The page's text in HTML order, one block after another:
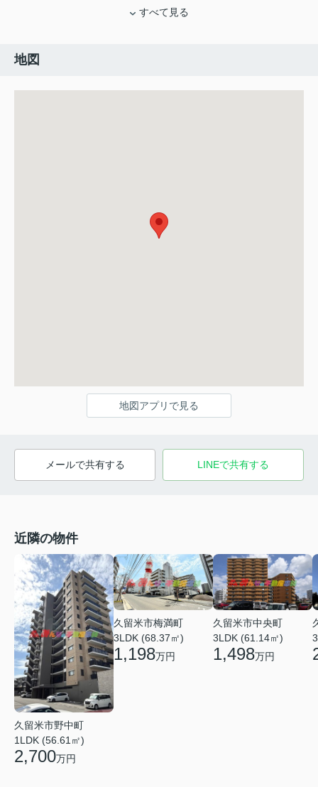
すべて見る
地図
地図アプリで見る
メールで共有する LINEで共有する
近隣の物件
久留米市野中町
1LDK (56.61㎡)
2,700万円
久留米市梅満町
3LDK (68.37㎡)
1,198万円
久留米市中央町
3LDK (61.14㎡)
1,498万円